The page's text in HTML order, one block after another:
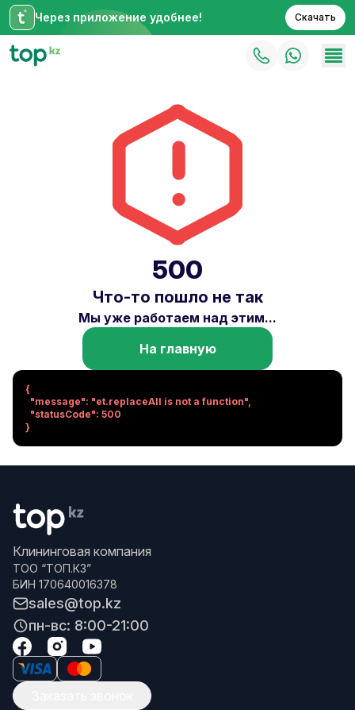
Через приложение удобнее! Скачать
500
Что-то пошло не так
Мы уже работаем над этим...
На главную
{
}
Клининговая компания
ТОО “ТОП.КЗ”
БИН 170640016378
sales@top.kz
пн-вс: 8:00-21:00